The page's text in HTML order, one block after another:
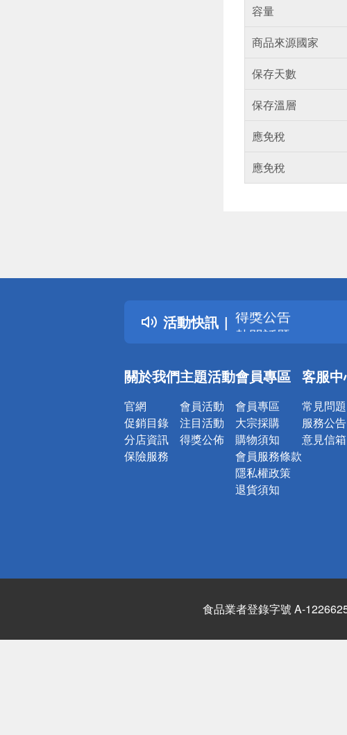
容量
商品來源國家
保存天數
保存溫層
應免稅
應免稅
活動快訊
詐騙網頁！請小
得獎公告
熱門話題
銀行優惠
詐騙網頁！請小
關於我們
官網
促銷目錄
分店資訊
保險服務
主題活動
會員活動
注目活動
得獎公佈
會員專區
會員專區
大宗採購
購物須知
會員服務條款
隱私權政策
退貨須知
客服
常見問題
服務公告
意見信箱
食品業者登錄字號 A-